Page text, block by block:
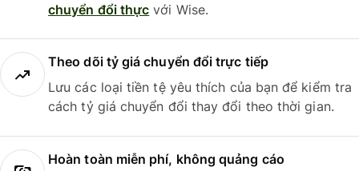
chuyển đổi thực với Wise.
Theo dõi tỷ giá chuyển đổi trực tiếp
Lưu các loại tiền tệ yêu thích của bạn để kiểm tra
cách tỷ giá chuyển đổi thay đổi theo thời gian.
Hoàn toàn miễn phí, không quảng cáo